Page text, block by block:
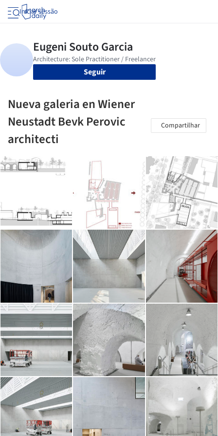
Iniciar sessão
Seguir
Nueva galeria en Wiener
Neustadt Bevk Perovic
architecti
Compartilhar